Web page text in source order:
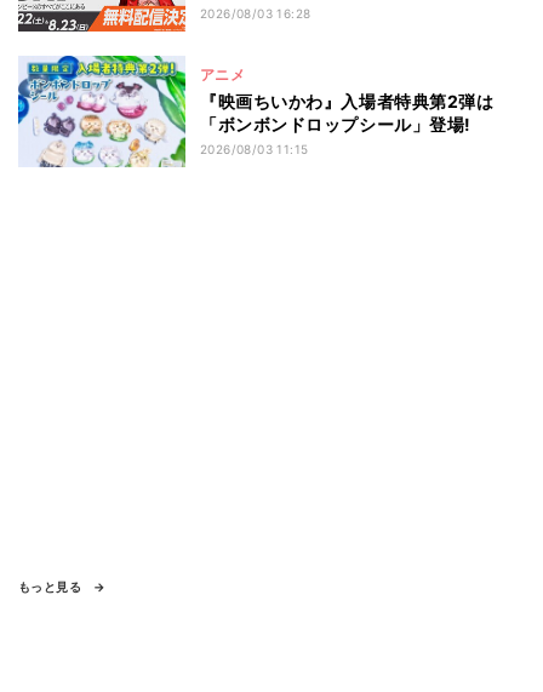
2026/08/03 16:28
アニメ
『映画ちいかわ』入場者特典第2弾は
「ボンボンドロップシール」登場!
2026/08/03 11:15
もっと見る